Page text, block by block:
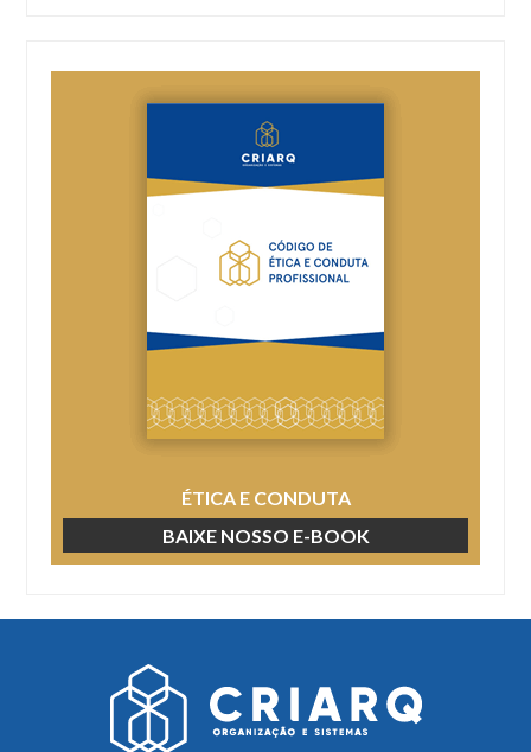
ÉTICA E CONDUTA
BAIXE NOSSO E-BOOK